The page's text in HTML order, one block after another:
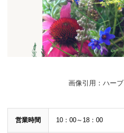
画像引用：ハー
営業時間 10：00～18：00